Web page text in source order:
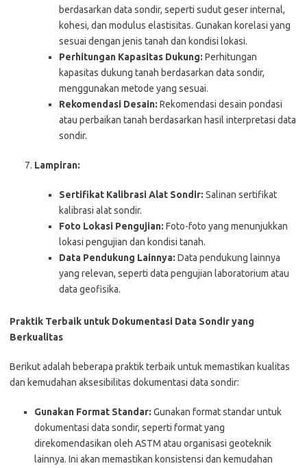
berdasarkan data sondir, seperti sudut geser internal,
kohesi, dan modulus elastisitas. Gunakan korelasi yang
sesuai dengan jenis tanah dan kondisi lokasi.
Perhitungan Kapasitas Dukung: Perhitungan
kapasitas dukung tanah berdasarkan data sondir,
menggunakan metode yang sesuai.
Rekomendasi Desain: Rekomendasi desain pondasi
atau perbaikan tanah berdasarkan hasil interpretasi data
sondir.
Lampiran:
Sertifikat Kalibrasi Alat Sondir: Salinan sertifikat
kalibrasi alat sondir.
Foto Lokasi Pengujian: Foto-foto yang menunjukkan
lokasi pengujian dan kondisi tanah.
Data Pendukung Lainnya: Data pendukung lainnya
yang relevan, seperti data pengujian laboratorium atau
data geofisika.
Praktik Terbaik untuk Dokumentasi Data Sondir yang
Berkualitas
Berikut adalah beberapa praktik terbaik untuk memastikan kualitas
dan kemudahan aksesibilitas dokumentasi data sondir:
Gunakan Format Standar: Gunakan format standar untuk
dokumentasi data sondir, seperti format yang
direkomendasikan oleh ASTM atau organisasi geoteknik
lainnya. Ini akan memastikan konsistensi dan kemudahan